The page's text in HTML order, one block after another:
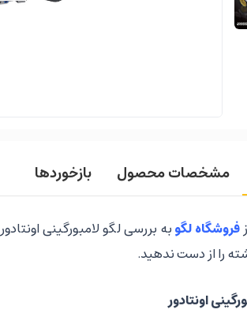
مشخصات محصول بازخوردها
فروشگاه لگوبه بررسی لگو لامبورگینی
را از دست ندهید.
اونتادور